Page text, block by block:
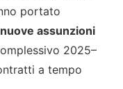
portato
assunzioni
2025–
a tempo